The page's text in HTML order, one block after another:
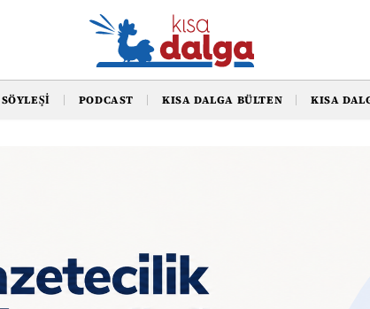
SÖYLEŞI PODCAST KISA DALGA BÜLTEN KISA